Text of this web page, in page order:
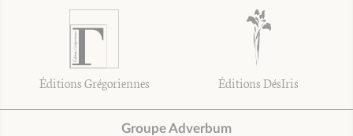
Éditions Grégoriennes Éditions DésIris
Groupe Adverbum